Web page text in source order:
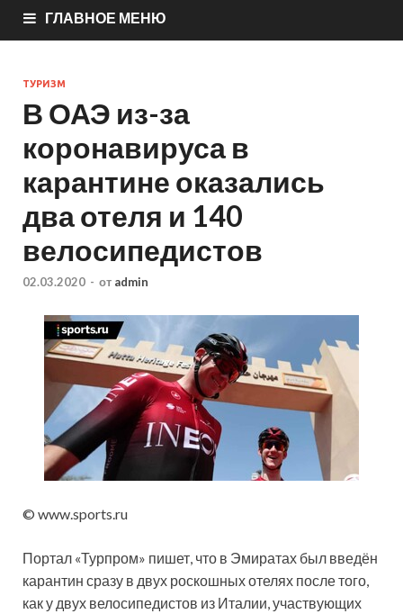
ГЛАВНОЕ МЕНЮ
ТУРИЗМ
В ОАЭ из-за
коронавируса в
карантине оказались
два отеля и 140
велосипедистов
02.03.2020 - от admin
© www.sports.ru
Портал «Турпром» пишет, что в Эмиратах был введён
карантин сразу в двух роскошных отелях после того,
как у двух велосипедистов из Италии, участвующих